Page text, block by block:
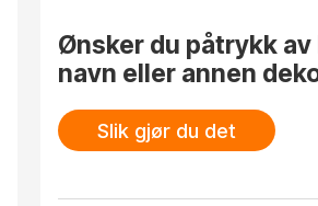
Billi
antall
Ønsker du påtrykk av
navn eller annen
Slik gjør du det